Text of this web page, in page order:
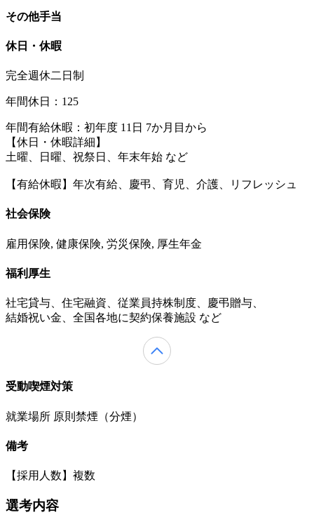
その他手当
休日・休暇
完全週休二日制
年間休日：125
年間有給休暇：初年度 11日 7か月目から
【休日・休暇詳細】
土曜、日曜、祝祭日、年末年始 など
【有給休暇】年次有給、慶弔、育児、介護、リフレッシュ
社会保険
雇用保険, 健康保険, 労災保険, 厚生年金
福利厚生
社宅貸与、住宅融資、従業員持株制度、慶弔贈与、
結婚祝い金、全国各地に契約保養施設 など
受動喫煙対策
就業場所 原則禁煙（分煙）
備考
【採用人数】複数
選考内容